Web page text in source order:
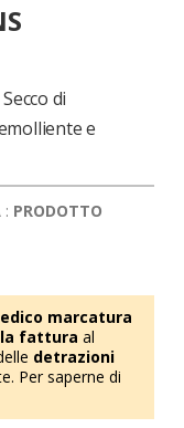
di
e
: PRODOTTO
marcatura
la fattura al
detrazioni
Per saperne di